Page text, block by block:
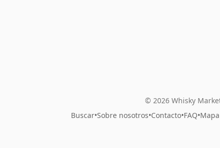
© 2026 Whisky
Buscar•Sobre nosotros•Contacto•FAQ•